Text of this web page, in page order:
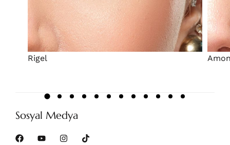
Rigel
Sosyal Medya